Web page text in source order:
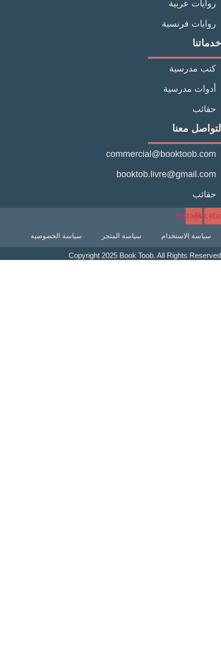
عربية
فرنسية
مدرسية
مدرسية
معنا
الاستخدام سياسة المتجر سياسة الخصوصية
Copyright 2025 Book Toob. All Rights